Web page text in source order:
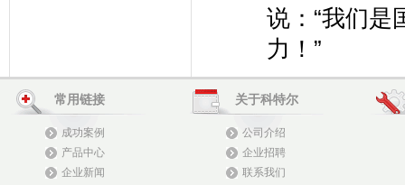
说：“我们是
力！”
常用链接
成功案例
产品中心
企业新闻
关于科特尔
公司介绍
企业招聘
联系我们